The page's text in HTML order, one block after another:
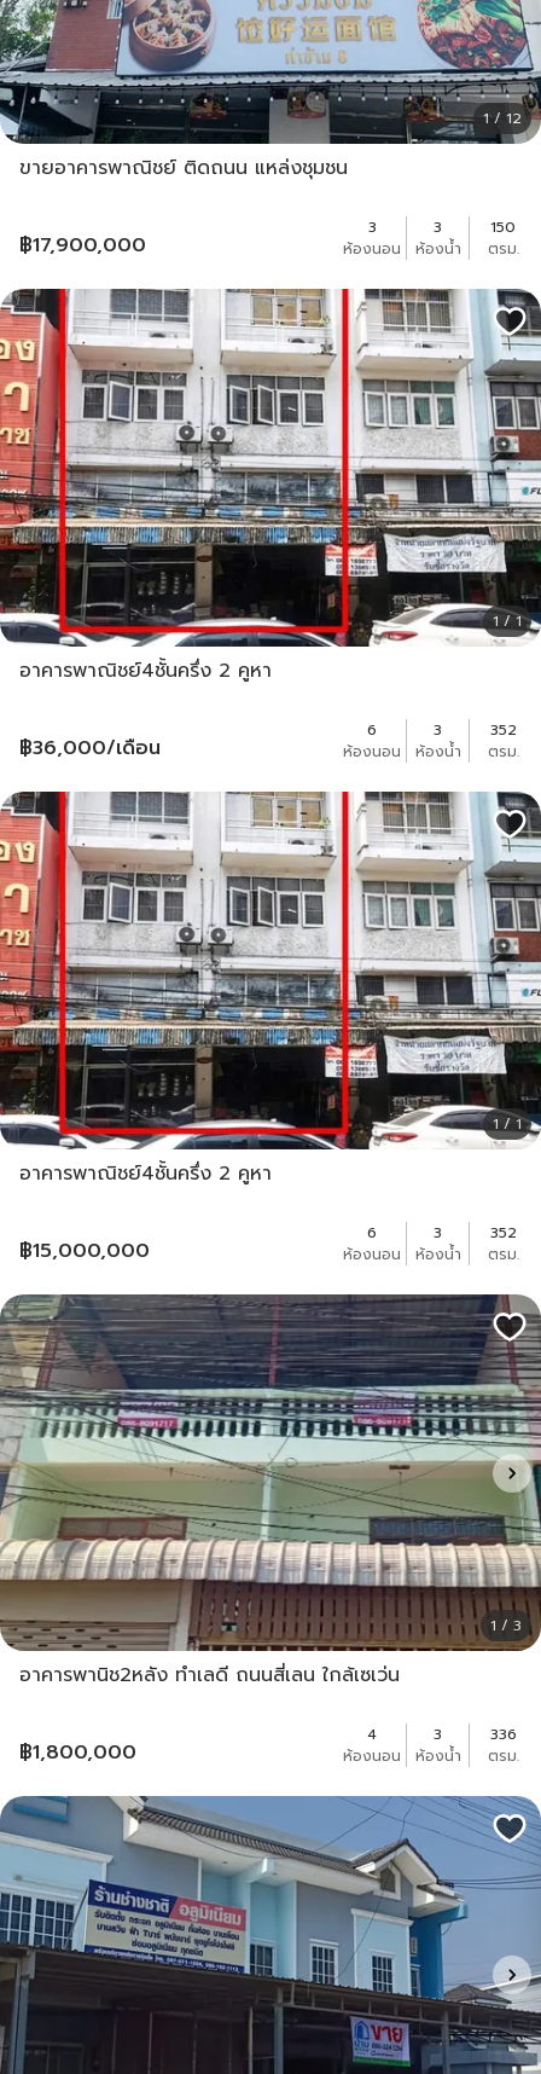
1 / 12
ขายอาคารพาณิชย์ ติดถนน แหล่งชุมชน
฿17,900,000
3
ห้องนอน
3
ห้องน้ำ
150
ตรม.
1 / 1
อาคารพาณิชย์4ชั้นครึ่ง 2 คูหา
฿36,000/เดือน
6
ห้องนอน
3
ห้องน้ำ
352
ตรม.
1 / 1
อาคารพาณิชย์4ชั้นครึ่ง 2 คูหา
฿15,000,000
6
ห้องนอน
3
ห้องน้ำ
352
ตรม.
1 / 3
อาคารพานิช2หลัง ทำเลดี ถนนสี่เลน ใกล้เซเว่น
฿1,800,000
4
ห้องนอน
3
ห้องน้ำ
336
ตรม.